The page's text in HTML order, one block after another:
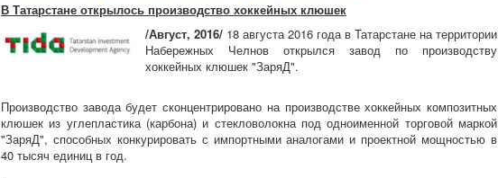
В Татарстане открылось производство хоккейных клюшек
/Август, 2016/ 18 августа 2016 года в Татарстане на территории
Набережных Челнов открылся завод по производству
хоккейных клюшек "ЗаряД".
Производство завода будет сконцентрировано на производстве хоккейных композитных
клюшек из углепластика (карбона) и стекловолокна под одноименной торговой маркой
"ЗаряД", способных конкурировать с импортными аналогами и проектной мощностью в
40 тысяч единиц в год.